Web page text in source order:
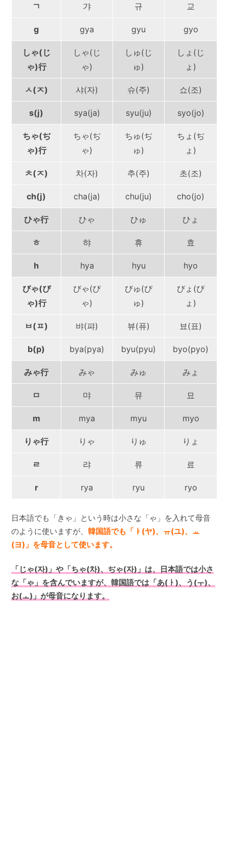
ㄱ 갸 규 교
g gya gyu gyo
しゃ(じ
ゃ)行
しゃ(じ
ゃ)
しゅ(じ
ゅ)
しょ(じ
ょ)
ㅅ(ㅈ) 샤(자) 슈(주) 쇼(조)
s(j) sya(ja) syu(ju) syo(jo)
ちゃ(ぢ
ゃ)行
ちゃ(ぢ
ゃ)
ちゅ(ぢ
ゅ)
ちょ(ぢ
ょ)
ㅊ(ㅈ) 차(자) 추(주) 초(조)
ch(j) cha(ja) chu(ju) cho(jo)
ひゃ行 ひゃ ひゅ ひょ
ㅎ 햐 휴 효
h hya hyu hyo
びゃ(ぴ
ゃ)行
びゃ(ぴ
ゃ)
びゅ(ぴ
ゅ)
びょ(ぴ
ょ)
ㅂ(ㅍ) 뱌(퍄) 뷰(퓨) 뵤(표)
b(p) bya(pya) byu(pyu) byo(pyo)
みゃ行 みゃ みゅ みょ
ㅁ 먀 뮤 묘
m mya myu myo
りゃ行 りゃ りゅ りょ
ㄹ 랴 류 료
r rya ryu ryo
日本語でも「きゃ」という時は小さな「ゃ」を入れて母音
のように使いますが、韓国語でも「ㅑ(ヤ)、ㅠ(ユ)、ㅛ
(ヨ)」を母音として使います。
「じゃ(자)」や「ちゃ(차)、ぢゃ(자)」は、日本語では小さ
な「ゃ」を含んでいますが、韓国語では「あ(ㅏ)、う(ㅜ)、
お(ㅗ)」が母音になります。